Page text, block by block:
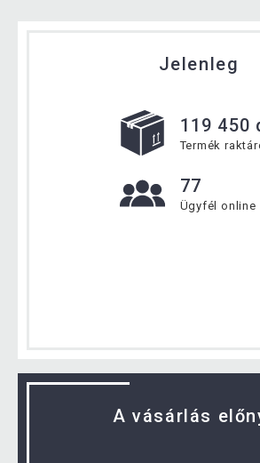
Jelenleg
119 450
Termék
77
Ügyfél online
A vásárlás